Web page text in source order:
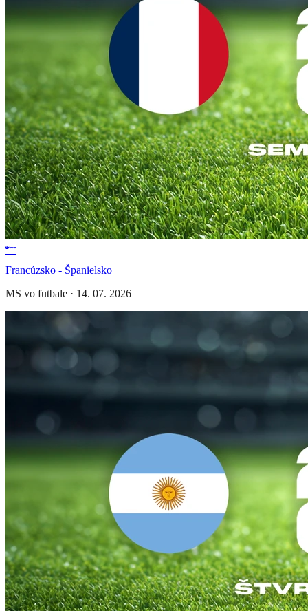
Francúzsko - Španielsko
MS vo futbale · 14. 07. 2026